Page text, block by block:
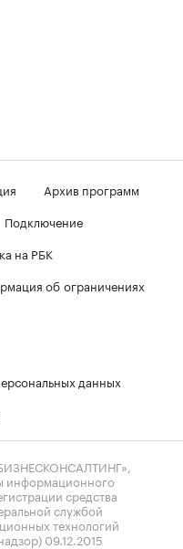
Архив программ
Подключение
на РБК
об ограничениях
данных
информационного
средства
службой
технологий
09.12.2015